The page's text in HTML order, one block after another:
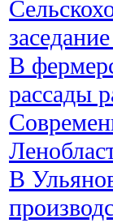
В
рассады
В